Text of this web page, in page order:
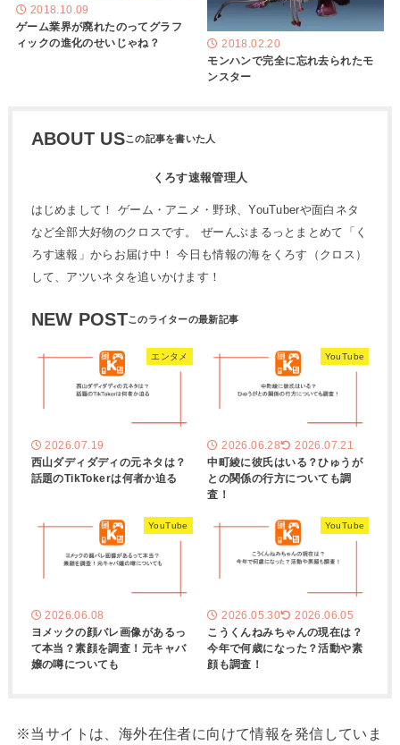
2018.10.09
ゲーム業界が廃れたのってグラフ
ィックの進化のせいじゃね？
2018.02.20
モンハンで完全に忘れ去られたモ
ンスター
ABOUT US
くろす速報管理人
はじめまして！ ゲーム・アニメ・野球、YouTuberや面白ネタ
など全部大好物のクロスです。 ぜーんぶまるっとまとめて「く
ろす速報」からお届け中！ 今日も情報の海をくろす（クロス）
して、アツいネタを追いかけます！
NEW POST
エンタメ
2026.07.19
西山ダディダディの元ネタは？
話題のTikTokerは何者か迫る
YouTube
2026.06.28 2026.07.21
中町綾に彼氏はいる？ひゅうが
との関係の行方についても調
査！
YouTube
2026.06.08
ヨメックの顔バレ画像があるっ
て本当？素顔を調査！元キャバ
嬢の噂についても
YouTube
2026.05.30 2026.06.05
こうくんねみちゃんの現在は？
今年で何歳になった？活動や素
顔も調査！
※当サイトは、海外在住者に向けて情報を発信していま